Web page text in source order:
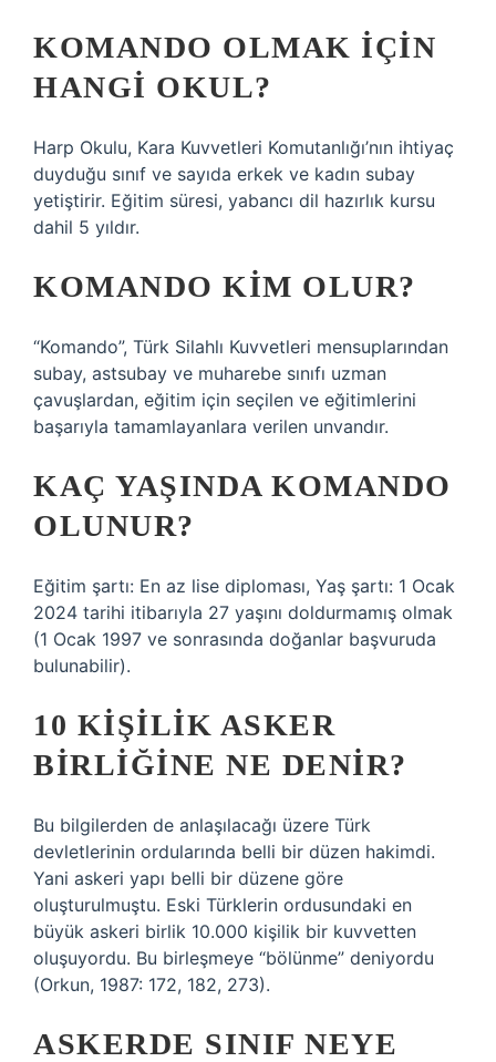
KOMANDO OLMAK IÇIN
HANGI OKUL?
Harp Okulu, Kara Kuvvetleri Komutanlığı’nın ihtiyaç
duyduğu sınıf ve sayıda erkek ve kadın subay
yetiştirir. Eğitim süresi, yabancı dil hazırlık kursu
dahil 5 yıldır.
KOMANDO KIM OLUR?
“Komando”, Türk Silahlı Kuvvetleri mensuplarından
subay, astsubay ve muharebe sınıfı uzman
çavuşlardan, eğitim için seçilen ve eğitimlerini
başarıyla tamamlayanlara verilen unvandır.
KAÇ YAŞINDA KOMANDO
OLUNUR?
Eğitim şartı: En az lise diploması, Yaş şartı: 1 Ocak
2024 tarihi itibarıyla 27 yaşını doldurmamış olmak
(1 Ocak 1997 ve sonrasında doğanlar başvuruda
bulunabilir).
10 KIŞILIK ASKER
BIRLIĞINE NE DENIR?
Bu bilgilerden de anlaşılacağı üzere Türk
devletlerinin ordularında belli bir düzen hakimdi.
Yani askeri yapı belli bir düzene göre
oluşturulmuştu. Eski Türklerin ordusundaki en
büyük askeri birlik 10.000 kişilik bir kuvvetten
oluşuyordu. Bu birleşmeye “bölünme” deniyordu
(Orkun, 1987: 172, 182, 273).
ASKERDE SINIF NEYE